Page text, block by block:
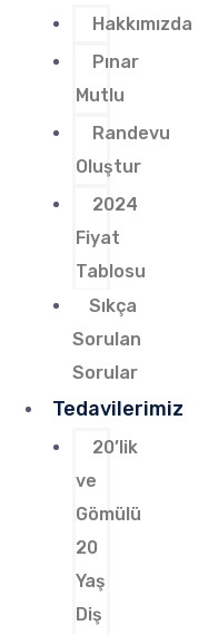
Hakkımızda
Pınar
Mutlu
Randevu
Oluştur
2024
Fiyat
Tablosu
Sıkça
Sorulan
Sorular
Tedavilerimiz
20’lik
ve
Gömülü
20
Yaş
Diş